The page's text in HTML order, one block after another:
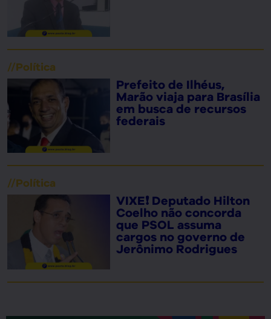
//Política
Prefeito de Ilhéus,
Marão viaja para Brasília
em busca de recursos
federais
//Política
VIXE❗ Deputado Hilton
Coelho não concorda
que PSOL assuma
cargos no governo de
Jerônimo Rodrigues